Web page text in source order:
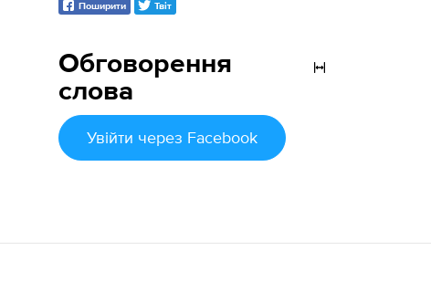
Обговорення
слова
Увійти через Facebook
Поширити Твіт